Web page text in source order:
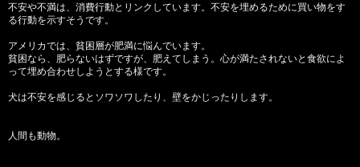
不安や不満は、消費行動とリンクしています。不安を埋めるために買い物をす
る行動を示すそうです。
アメリカでは、貧困層が肥満に悩んでいます。
貧困なら、肥らないはずですが、肥えてしまう。心が満たされないと食欲によ
って埋め合わせしようとする様です。
犬は不安を感じるとソワソワしたり、壁をかじったりします。
人間も動物。